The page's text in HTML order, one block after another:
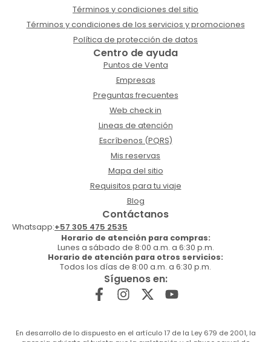
Términos y condiciones del sitio
Términos y condiciones de los servicios y promociones
Política de protección de datos
Centro de ayuda
Puntos de Venta
Empresas
Preguntas frecuentes
Web check in
Lineas de atención
Escríbenos (PQRS)
Mis reservas
Mapa del sitio
Requisitos para tu viaje
Blog
Contáctanos
Whatsapp:+57 305 475 2535
Horario de atención para compras:
Lunes a sábado de 8:00 a.m. a 6:30 p.m.
Horario de atención para otros servicios:
Todos los días de 8:00 a.m. a 6:30 p.m.
Síguenos en:
En desarrollo de lo dispuesto en el artículo 17 de la Ley 679 de 2001, la